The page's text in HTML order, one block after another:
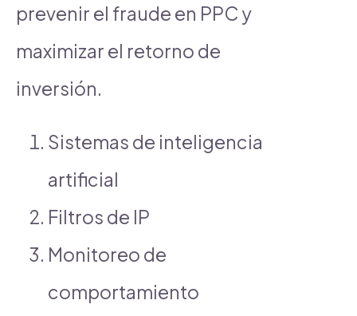
prevenir el fraude en PPC y
maximizar el retorno de
inversión.
Sistemas de inteligencia
artificial
Filtros de IP
Monitoreo de
comportamiento